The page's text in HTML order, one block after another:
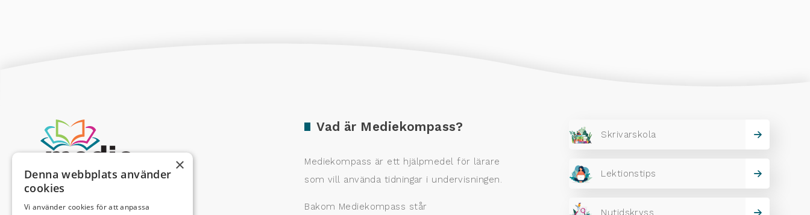
Vad är Mediekompass?
Mediekompass är ett hjälpmedel för lärare
som vill använda tidningar i undervisningen.
Bakom Mediekompass står
Skrivarskola
Lektionstips
Nutidskryss
×
Denna webbplats använder
cookies
Vi använder cookies för att anpassa